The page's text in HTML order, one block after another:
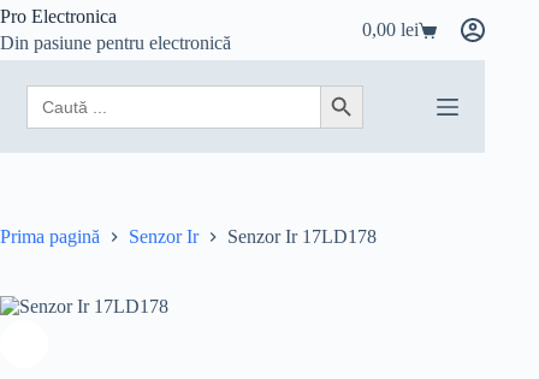
Sari
conținut
Pro Electronica
Din pasiune pentru electronică
Coș
de
cumpărături
0,00lei
Search
for:
Search Button
Prima pagină Senzor Ir Senzor Ir 17LD178